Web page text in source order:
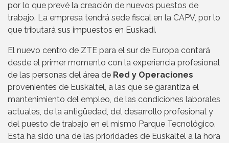
por lo que prevé la creación de nuevos puestos de
trabajo. La empresa tendrá sede fiscal en la CAPV, por lo
que tributará sus impuestos en Euskadi.
El nuevo centro de ZTE para el sur de Europa contará
desde el primer momento con la experiencia profesional
de las personas del área de Red y Operaciones
provenientes de Euskaltel, a las que se garantiza el
mantenimiento del empleo, de las condiciones laborales
actuales, de la antigüedad, del desarrollo profesional y
del puesto de trabajo en el mismo Parque Tecnológico.
Esta ha sido una de las prioridades de Euskaltel a la hora